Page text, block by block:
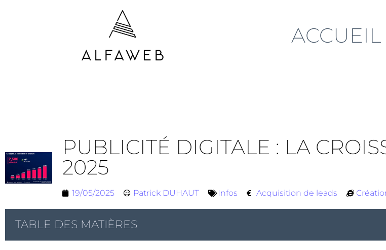
ACCUEIL
PUBLICITÉ DIGITALE : LA
2025
19/05/2025 Patrick DUHAUT Infos Acquisition de leads
TABLE DES MATIÈRES